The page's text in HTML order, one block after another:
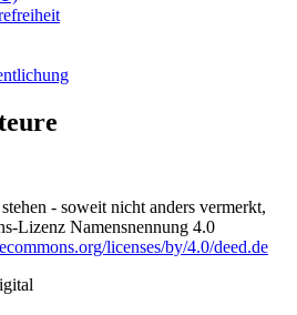
- soweit nicht anders vermerkt,
Lizenz Namensnennung 4.0
licenses/by/4.0/deed.de